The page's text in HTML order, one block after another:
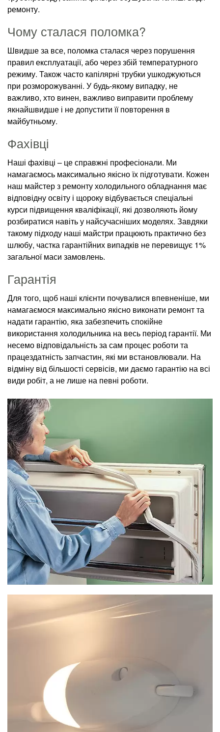
ремонту.
Чому сталася поломка?
Швидше за все, поломка сталася через порушення
правил експлуатації, або через збій температурного
режиму. Також часто капілярні трубки ушкоджуються
при розморожуванні. У будь-якому випадку, не
важливо, хто винен, важливо виправити проблему
якнайшвидше і не допустити її повторення в
майбутньому.
Фахівці
Наші фахівці – це справжні професіонали. Ми
намагаємось максимально якісно їх підготувати. Кожен
наш майстер з ремонту холодильного обладнання має
відповідну освіту і щороку відбувається спеціальні
курси підвищення кваліфікації, які дозволяють йому
розбиратися навіть у найсучасніших моделях. Завдяки
такому підходу наші майстри працюють практично без
шлюбу, частка гарантійних випадків не перевищує 1%
загальної маси замовлень.
Гарантія
Для того, щоб наші клієнти почувалися впевненіше, ми
намагаємося максимально якісно виконати ремонт та
надати гарантію, яка забезпечить спокійне
використання холодильника на весь період гарантії. Ми
несемо відповідальність за сам процес роботи та
працездатність запчастин, які ми встановлювали. На
відміну від більшості сервісів, ми даємо гарантію на всі
види робіт, а не лише на певні роботи.